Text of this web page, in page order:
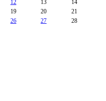
12 13
14
19 20
21
26 27
28